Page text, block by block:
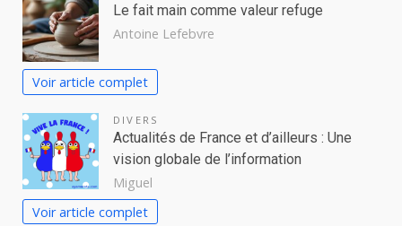
Le fait main comme valeur refuge
Antoine Lefebvre
Voir article complet
DIVERS
Actualités de France et d’ailleurs : Une
vision globale de l’information
Miguel
Voir article complet